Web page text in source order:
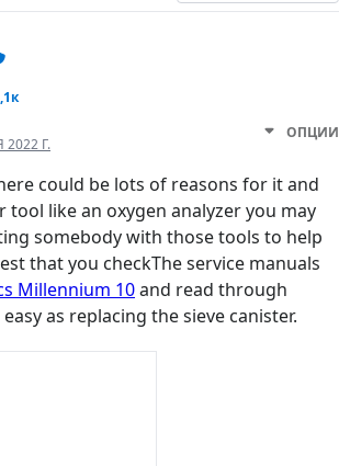
Г.
ОПЦИИ
could be lots of reasons for it and
like an oxygen analyzer you may
somebody with those tools to help
that you checkThe service manuals
Millennium 10and read through
as replacing the sieve canister.